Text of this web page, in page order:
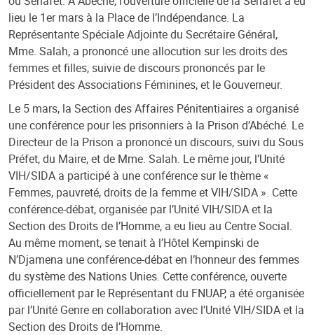
lieu le 1er mars à la Place de l’Indépendance. La
Représentante Spéciale Adjointe du Secrétaire Général,
Mme. Salah, a prononcé une allocution sur les droits des
femmes et filles, suivie de discours prononcés par le
Président des Associations Féminines, et le Gouverneur.
Le 5 mars, la Section des Affaires Pénitentiaires a organisé
une conférence pour les prisonniers à la Prison d’Abéché. Le
Directeur de la Prison a prononcé un discours, suivi du Sous
Préfet, du Maire, et de Mme. Salah. Le même jour, l’Unité
VIH/SIDA a participé à une conférence sur le thème «
Femmes, pauvreté, droits de la femme et VIH/SIDA ». Cette
conférence-débat, organisée par l’Unité VIH/SIDA et la
Section des Droits de l’Homme, a eu lieu au Centre Social.
Au même moment, se tenait à l’Hôtel Kempinski de
N’Djamena une conférence-débat en l’honneur des femmes
du système des Nations Unies. Cette conférence, ouverte
officiellement par le Représentant du FNUAP, a été organisée
par l’Unité Genre en collaboration avec l’Unité VIH/SIDA et la
Section des Droits de l’Homme.